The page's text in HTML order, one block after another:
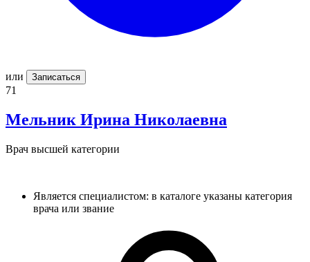
или Записаться
71
Мельник Ирина Николаевна
Врач высшей категории
Является специалистом: в каталоге указаны категория
врача или звание